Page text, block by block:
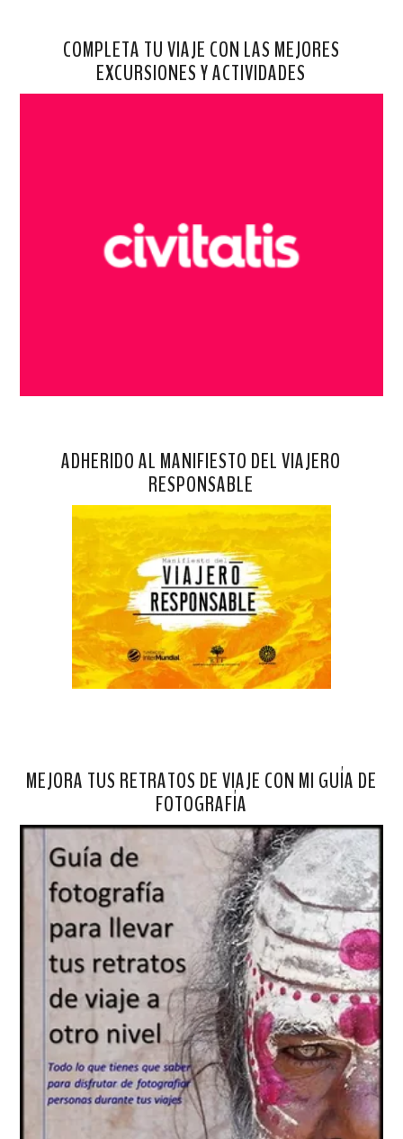
COMPLETA TU VIAJE CON LAS MEJORES
EXCURSIONES Y ACTIVIDADES
ADHERIDO AL MANIFIESTO DEL VIAJERO
RESPONSABLE
MEJORA TUS RETRATOS DE VIAJE CON MI GUÍA DE
FOTOGRAFÍA